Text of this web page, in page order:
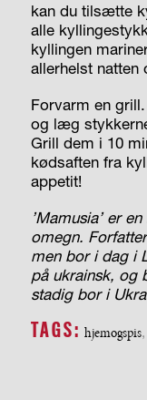
kan du tilsætte
alle
kyllingen
allerhelst natten
Forvarm en
og læg
Grill dem i 10
kødsaften fra
appetit!
’Mamusia’ er
omegn.
men bor i dag i
på ukrainsk, og
stadig bor i
TAGS: hjemogspis,